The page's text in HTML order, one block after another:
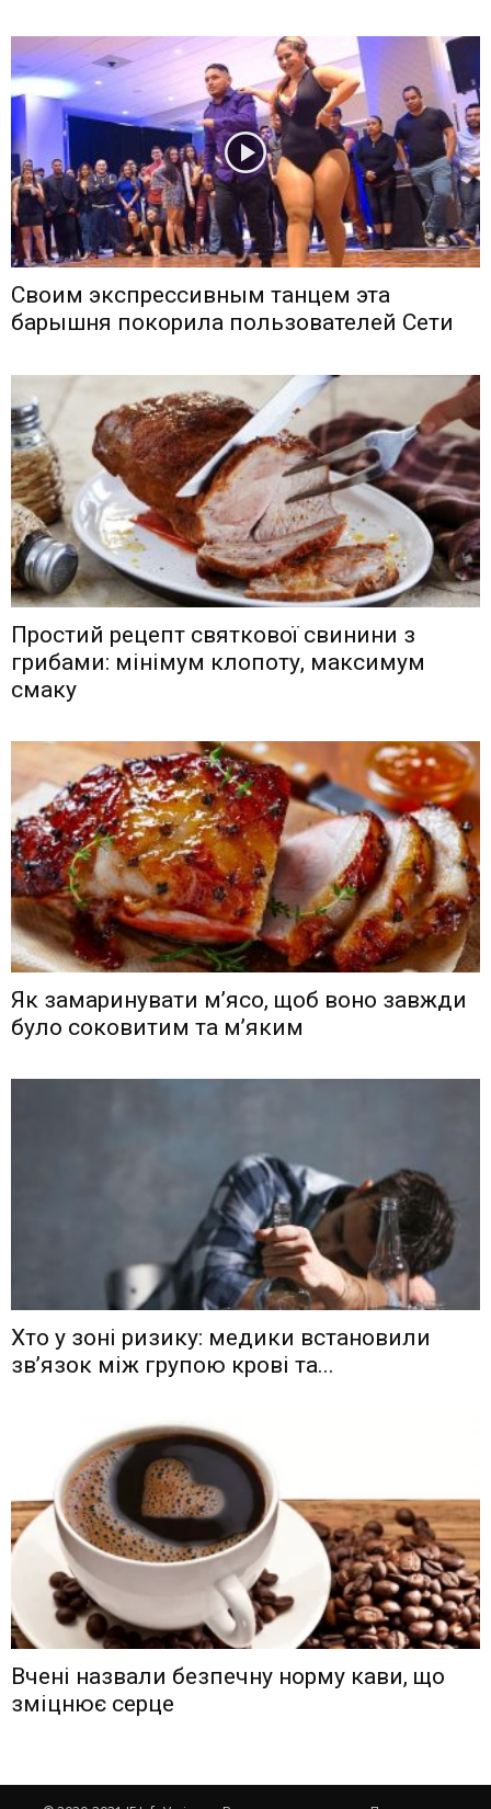
Своим экспрессивным танцем эта
барышня покорила пользователей Сети
Простий рецепт святкової свинини з
грибами: мінімум клопоту, максимум
смаку
Як замаринувати м’ясо, щоб воно завжди
було соковитим та м’яким
Хто у зоні ризику: медики встановили
зв’язок між групою крові та...
Вчені назвали безпечну норму кави, що
зміцнює серце